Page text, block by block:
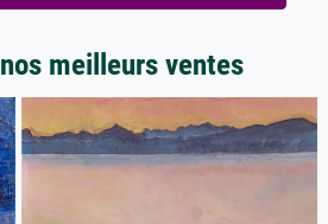
meilleurs ventes